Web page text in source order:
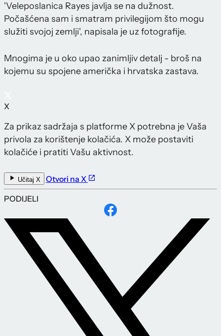
'Veleposlanica Rayes javlja se na dužnost.
Počašćena sam i smatram privilegijom što mogu
služiti svojoj zemlji', napisala je uz fotografije.
Mnogima je u oko upao zanimljiv detalj - broš na
kojemu su spojene američka i hrvatska zastava.
X
Za prikaz sadržaja s platforme X potrebna je Vaša
privola za korištenje kolačića. X može postaviti
kolačiće i pratiti Vašu aktivnost.
Učitaj X
Otvori na X
PODIJELI